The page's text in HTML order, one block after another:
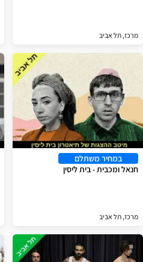
מרכז, תל אביב
במחיר משתלם
חנאל ומכבית - בית ליסין
מרכז, תל אביב